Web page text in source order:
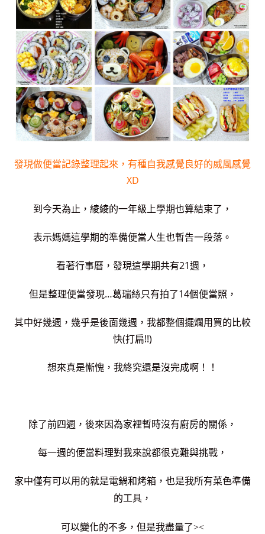
發現做便當記錄整理起來， 有種自我感覺良好的威風感覺
XD
到今天為止，綾綾的一年級上學期也算結束了，
表示媽媽這學期的準備便當人生也暫告一段落。
看著行事曆，發現這學期共有21週，
但是整理便當發現…葛瑞絲只有拍了14個便當照，
其中好幾週，幾乎是後面幾週，我都整個擺爛用買的比較
快(打扁!!)
想來真是慚愧，我終究還是沒完成啊！！
除了前四週，後來因為家裡暫時沒有廚房的關係，
每一週的便當料理對我來說都很克難與挑戰，
家中僅有可以用的就是電鍋和烤箱，也是我所有菜色準備
的工具，
可以變化的不多，但是我盡量了><